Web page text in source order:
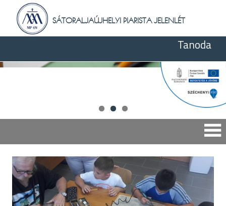
SÁTORALJAÚJHELYI PIARISTA JELENLÉT
content
Tanoda